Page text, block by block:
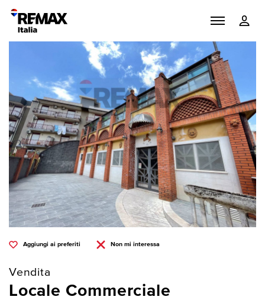
Aggiungi ai preferiti Non mi interessa
Vendita
Locale Commerciale